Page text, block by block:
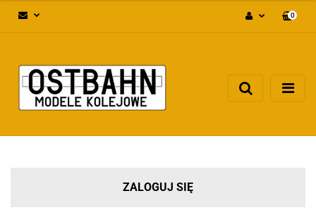
Dodaj zgłoszenie
0
ZALOGUJ SIĘ